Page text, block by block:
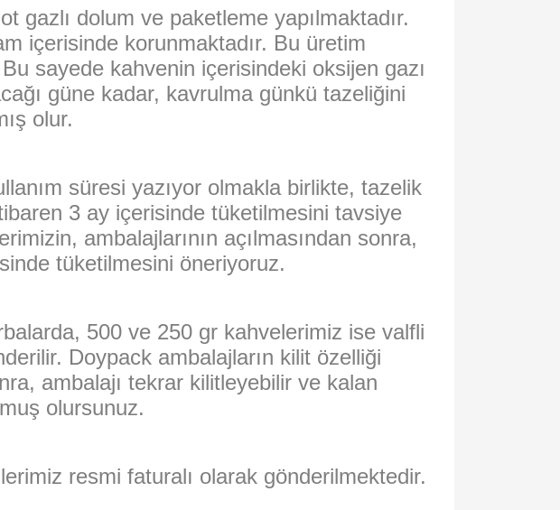
gazlı dolum ve paketleme yapılmaktadır.
içerisinde korunmaktadır. Bu üretim
sayede kahvenin içerisindeki oksijen gazı
güne kadar, kavrulma günkü tazeliğini
olur.
süresi yazıyor olmakla birlikte, tazelik
3 ay içerisinde tüketilmesini tavsiye
ambalajlarının açılmasından sonra,
tüketilmesini öneriyoruz.
500 ve 250 gr kahvelerimiz ise valfli
Doypack ambalajların kilit özelliği
ambalajı tekrar kilitleyebilir ve kalan
olursunuz.
resmi faturalı olarak gönderilmektedir.